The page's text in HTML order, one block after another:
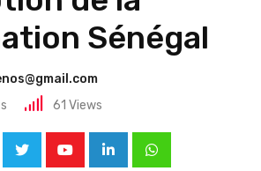
Sénégal
61 Views
LinkedInWhatsapp